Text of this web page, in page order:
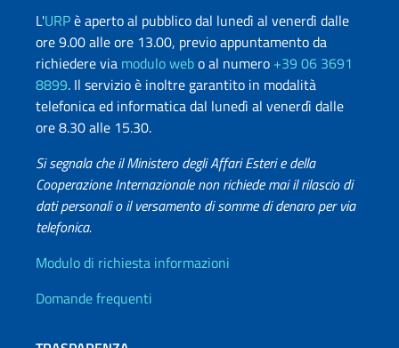
L'URPè aperto al pubblico dal lunedì al venerdì dalle
ore 9.00 alle ore 13.00, previo appuntamento da
richiedere via modulo webo al numero +39 06 3691
8899. Il servizio è inoltre garantito in modalità
telefonica ed informatica dal lunedì al venerdì dalle
ore 8.30 alle 15.30.
Si segnala che il Ministero degli Affari Esteri e della
Cooperazione Internazionale non richiede mai il rilascio di
dati personali o il versamento di somme di denaro per via
telefonica.
Info utili
Modulo di richiesta informazioni
Domande frequenti